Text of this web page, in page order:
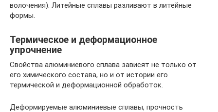
волочения). Литейные сплавы разливают в литейные
формы.
Термическое и деформационное
упрочнение
Свойства алюминиевого сплава зависят не только от
его химического состава, но и от истории его
термической и деформационной обработок.
Деформируемые алюминиевые сплавы, прочность